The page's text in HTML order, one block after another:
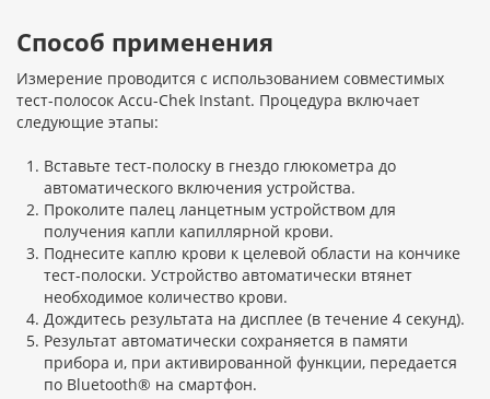
Способ применения
Измерение проводится с использованием совместимых
тест-полосок Accu-Chek Instant. Процедура включает
следующие этапы:
Вставьте тест-полоску в гнездо глюкометра до
автоматического включения устройства.
Проколите палец ланцетным устройством для
получения капли капиллярной крови.
Поднесите каплю крови к целевой области на кончике
тест-полоски. Устройство автоматически втянет
необходимое количество крови.
Дождитесь результата на дисплее (в течение 4 секунд).
Результат автоматически сохраняется в памяти
прибора и, при активированной функции, передается
по Bluetooth® на смартфон.